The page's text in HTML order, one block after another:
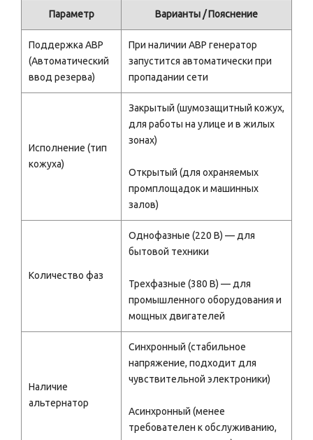
Параметр Варианты / Пояснение
Поддержка АВР
(Автоматический
ввод резерва)
При наличии АВР генератор
запустится автоматически при
пропадании сети
Исполнение (тип
кожуха)
Закрытый (шумозащитный кожух,
для работы на улице и в жилых
зонах)
Открытый (для охраняемых
промплощадок и машинных
залов)
Количество фаз
Однофазные (220 В) — для
бытовой техники
Трехфазные (380 В) — для
промышленного оборудования и
мощных двигателей
Наличие
альтернатор
Синхронный (стабильное
напряжение, подходит для
чувствительной электроники)
Асинхронный (менее
требователен к обслуживанию,